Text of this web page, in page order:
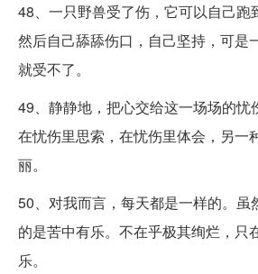
48、一只野兽受了伤，它可以自己跑
然后自己舔舔伤口，自己坚持，可是
就受不了。
49、静静地，把心交给这一场场的忧
在忧伤里思索，在忧伤里体会，另一
丽。
50、对我而言，每天都是一样的。虽
的是苦中有乐。不在乎极其绚烂，只
乐。